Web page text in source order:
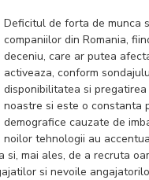
Deficitul de forta de munca
companiilor din Romania,
deceniu, care ar putea
activeaza, conform
disponibilitatea si
noastre si este o constanta
demografice cauzate de
noilor tehnologii au
si, mai ales, de a recruta
si nevoile